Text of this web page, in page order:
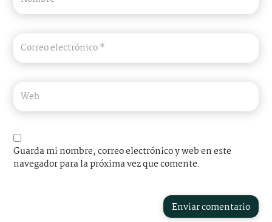
Guarda mi nombre, correo electrónico y web en este
navegador para la próxima vez que comente.
Enviar comentario